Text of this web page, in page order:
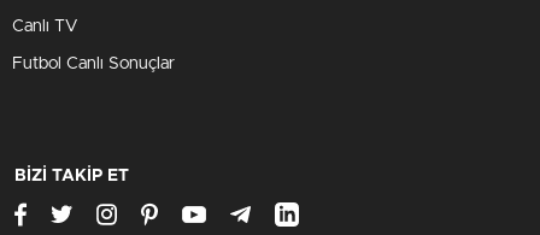
Canlı TV
Futbol Canlı Sonuçlar
BİZİ TAKİP ET